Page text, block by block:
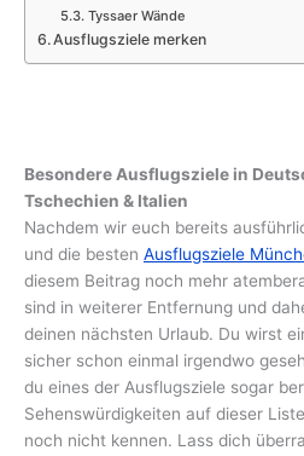
Tyssaer Wände
Ausflugsziele merken
Besondere Ausflugsziele in
Tschechien & Italien
Nachdem wir euch bereits
und die besten Ausflugsziele
diesem Beitrag noch mehr
sind in weiterer Entfernung und
deinen nächsten Urlaub. Du wirst
sicher schon einmal irgendwo
du eines der Ausflugsziele sogar
Sehenswürdigkeiten auf dieser
noch nicht kennen. Lass dich